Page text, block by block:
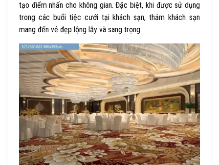
tạo điểm nhấn cho không gian. Đặc biệt, khi được sử dụng
trong các buổi tiệc cưới tại khách sạn, thảm khách sạn
mang đến vẻ đẹp lộng lẫy và sang trọng.